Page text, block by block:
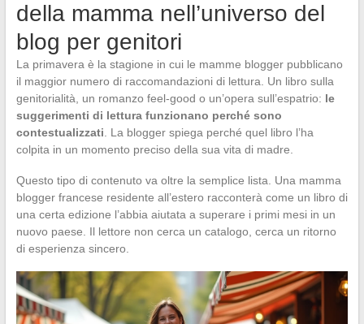
della mamma nell’universo del
blog per genitori
La primavera è la stagione in cui le mamme blogger pubblicano
il maggior numero di raccomandazioni di lettura. Un libro sulla
genitorialità, un romanzo feel-good o un’opera sull’espatrio: le
suggerimenti di lettura funzionano perché sono
contestualizzati . La blogger spiega perché quel libro l’ha
colpita in un momento preciso della sua vita di madre.
Questo tipo di contenuto va oltre la semplice lista. Una mamma
blogger francese residente all’estero racconterà come un libro di
una certa edizione l’abbia aiutata a superare i primi mesi in un
nuovo paese. Il lettore non cerca un catalogo, cerca un ritorno
di esperienza sincero.